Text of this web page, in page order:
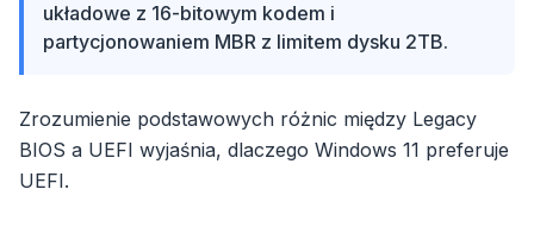
układowe z 16-bitowym kodem i
partycjonowaniem MBR z limitem dysku 2TB.
Zrozumienie podstawowych różnic między Legacy
BIOS a UEFI wyjaśnia, dlaczego Windows 11 preferuje
UEFI.